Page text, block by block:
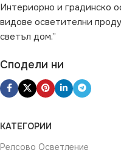
Интериорно и градинско
видове осветителни
светъл дом.”
Сподели ни
КАТЕГОРИИ
Релсово Осветление